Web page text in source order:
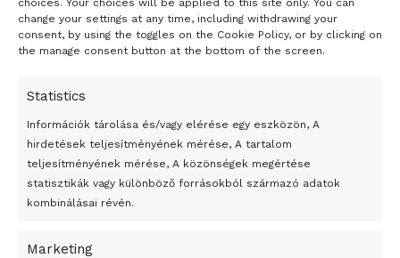
choices. Your choices will be applied to this site only. You can
change your settings at any time, including withdrawing your
consent, by using the toggles on the Cookie Policy, or by clicking on
the manage consent button at the bottom of the screen.
Statistics
Információk tárolása és/vagy elérése egy eszközön, A
hirdetések teljesítményének mérése, A tartalom
teljesítményének mérése, A közönségek megértése
statisztikák vagy különböző forrásokból származó adatok
kombinálásai révén.
Marketing